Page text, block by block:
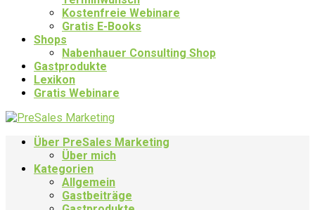
Kostenfreie Webinare
Gratis E-Books
Shops
Nabenhauer Consulting Shop
Gastprodukte
Lexikon
Gratis Webinare
Über PreSales Marketing
Über mich
Kategorien
Allgemein
Gastbeiträge